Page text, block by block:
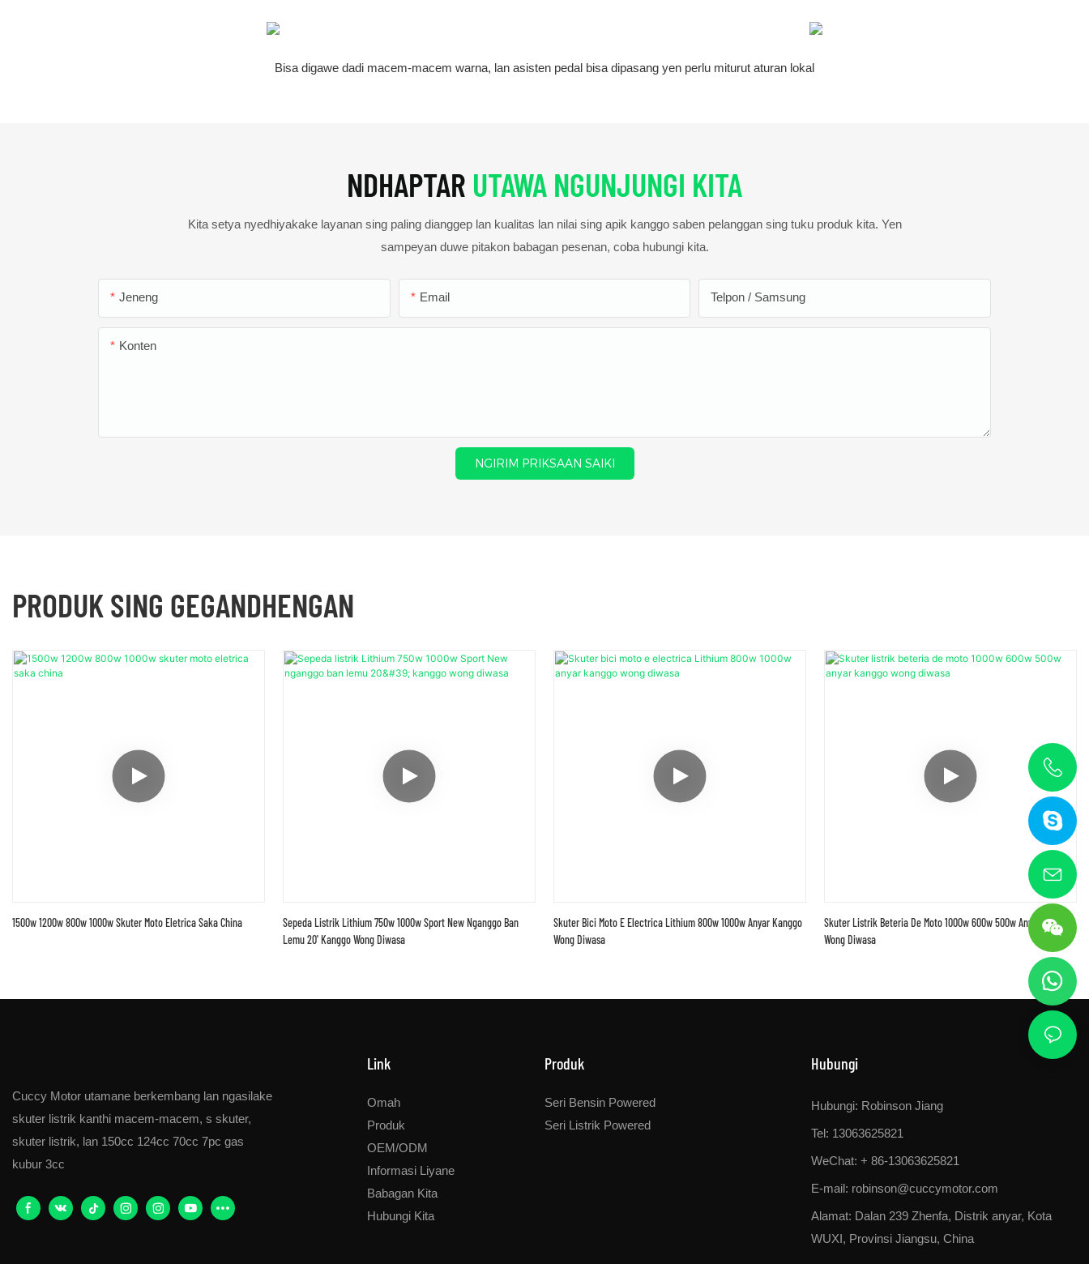
Bisa digawe dadi macem-macem warna, lan asisten pedal bisa dipasang yen perlu miturut aturan lokal
NDHAPTAR UTAWA NGUNJUNGI KITA
Kita setya nyedhiyakake layanan sing paling dianggep lan kualitas lan nilai sing apik kanggo saben pelanggan sing tuku produk kita. Yen
sampeyan duwe pitakon babagan pesenan, coba hubungi kita.
Jeneng Email Telpon / Samsung
Konten
NGIRIM PRIKSAAN SAIKI
PRODUK SING GEGANDHENGAN
1500w 1200w 800w 1000w Skuter Moto Eletrica Saka China
Sepeda Listrik Lithium 750w 1000w Sport New Nganggo Ban
Lemu 20' Kanggo Wong Diwasa
Skuter Bici Moto E Electrica Lithium 800w 1000w Anyar Kanggo
Wong Diwasa
Skuter Listrik Beteria De Moto 1000w 600w 500w Anyar Kanggo
Wong Diwasa
Cuccy Motor utamane berkembang lan ngasilake
skuter listrik kanthi macem-macem, s skuter,
skuter listrik, lan 150cc 124cc 70cc 7pc gas
kubur 3cc
Link
Omah
Produk
OEM/ODM
Informasi Liyane
Babagan Kita
Hubungi Kita
Produk
Seri Bensin Powered
Seri Listrik Powered
Hubungi
Hubungi: Robinson Jiang
Tel: 13063625821
WeChat: + 86-13063625821
E-mail: robinson@cuccymotor.com
Alamat: Dalan 239 Zhenfa, Distrik anyar, Kota
WUXI, Provinsi Jiangsu, China